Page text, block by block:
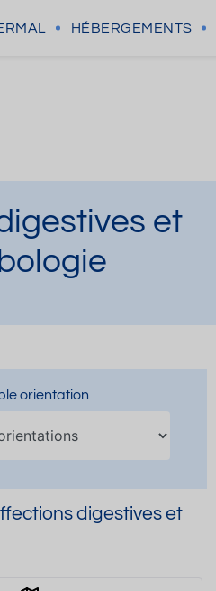
HÉBERGEMENTS
et
orientation
digestives et